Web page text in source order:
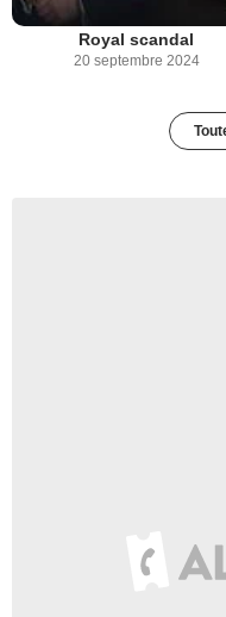
Royal scandal
20 septembre 2024